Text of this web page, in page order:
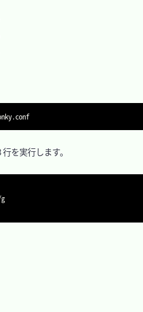
~/.config/conky/conky.conf
を実行します。
g